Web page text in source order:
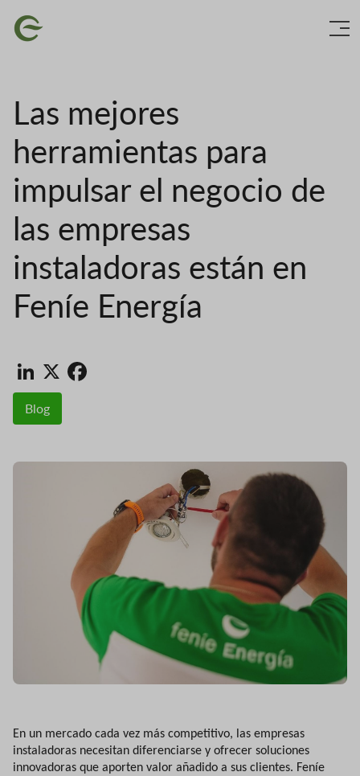
Imatge
Las mejores
herramientas para
impulsar el negocio de
las empresas
instaladoras están en
Feníe Energía
LinkedIn
X
Blog
En un mercado cada vez más competitivo, las empresas
instaladoras necesitan diferenciarse y ofrecer soluciones
innovadoras que aporten valor añadido a sus clientes. Feníe